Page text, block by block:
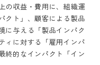
の収益・費用に、組織運
クト」、顧客による製品
に与える「製品インパク
ィに対する「雇用インパ
終的なインパクト「イン